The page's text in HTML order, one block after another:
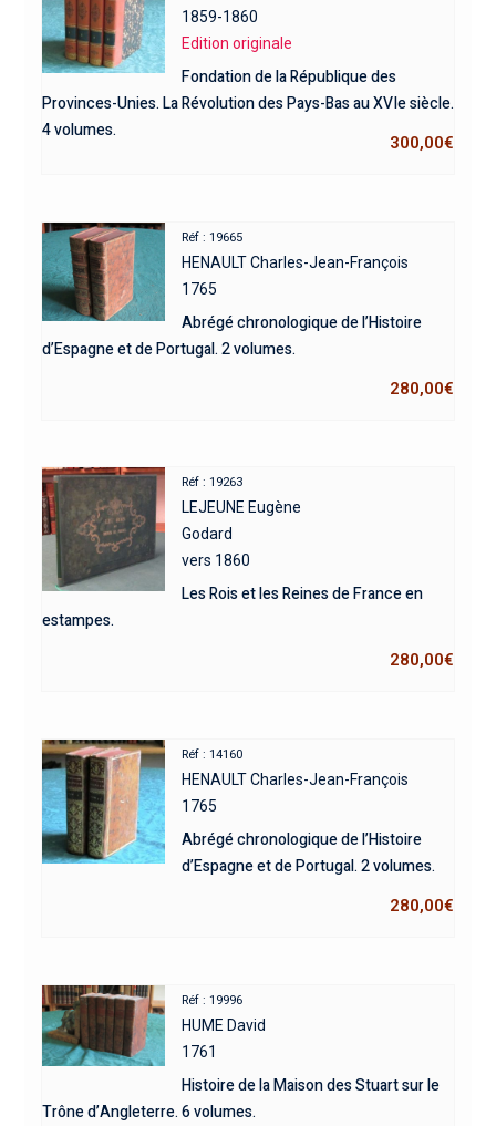
1859-1860
Edition originale
Fondation de la République des
Provinces-Unies. La Révolution des Pays-Bas au XVIe siècle.
4 volumes.
300,00€
Réf : 19665
HENAULT Charles-Jean-François
1765
Abrégé chronologique de l’Histoire
d’Espagne et de Portugal. 2 volumes.
280,00€
Réf : 19263
LEJEUNE Eugène
Godard
vers 1860
Les Rois et les Reines de France en
estampes.
280,00€
Réf : 14160
HENAULT Charles-Jean-François
1765
Abrégé chronologique de l’Histoire
d’Espagne et de Portugal. 2 volumes.
280,00€
Réf : 19996
HUME David
1761
Histoire de la Maison des Stuart sur le
Trône d’Angleterre. 6 volumes.